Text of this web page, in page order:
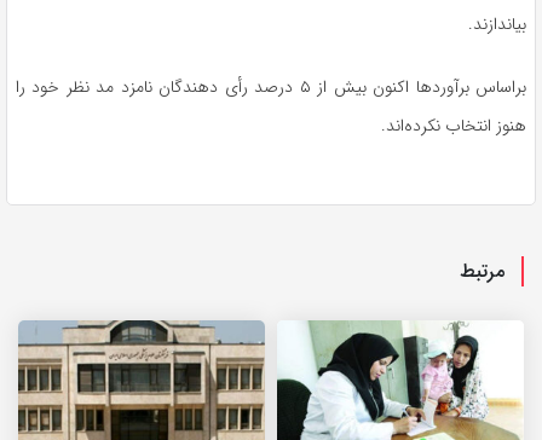
بیاندازند.
براساس
برآوردها اکنون بیش از ۵ درصد رأی دهندگان نامزد مد نظر خود را
هنوز انتخاب نکرده‌اند.
مرتبط